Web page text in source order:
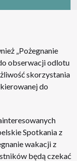
„Pożegnanie
obserwacji odlotu
skorzystania
do
Spotkania z
wakacji z
będą czekać